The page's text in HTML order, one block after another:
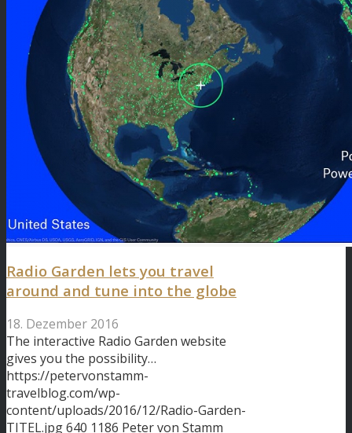
Radio Garden lets you travel
around and tune into the globe
18. Dezember 2016
The interactive Radio Garden website
gives you the possibility…
https://petervonstamm-
travelblog.com/wp-
content/uploads/2016/12/Radio-Garden-
TITEL.jpg640 1186 Peter von Stamm